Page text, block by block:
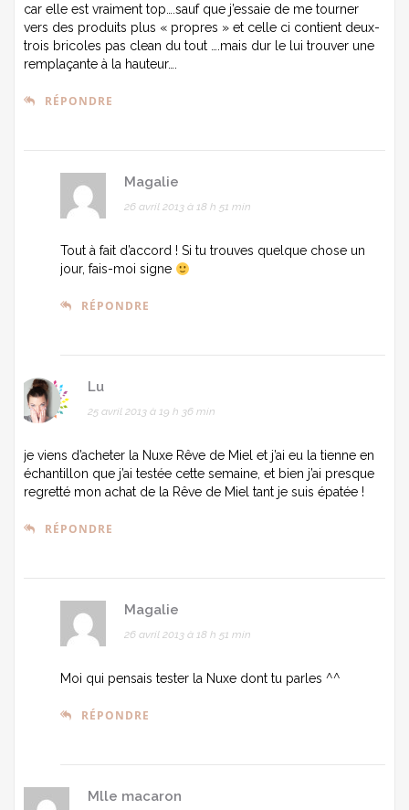
car elle est vraiment top….sauf que j’essaie de me tourner
vers des produits plus « propres » et celle ci contient deux-
trois bricoles pas clean du tout ….mais dur le lui trouver une
remplaçante à la hauteur….
RÉPONDRE
Magalie
26 avril 2013 à 18 h 51 min
Tout à fait d’accord ! Si tu trouves quelque chose un
jour, fais-moi signe
RÉPONDRE
Lu
25 avril 2013 à 19 h 36 min
je viens d’acheter la Nuxe Rêve de Miel et j’ai eu la tienne en
échantillon que j’ai testée cette semaine, et bien j’ai presque
regretté mon achat de la Rêve de Miel tant je suis épatée !
RÉPONDRE
Magalie
26 avril 2013 à 18 h 51 min
Moi qui pensais tester la Nuxe dont tu parles ^^
RÉPONDRE
Mlle macaron